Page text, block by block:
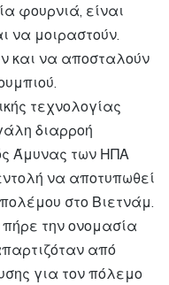
φουρνιά, είναι
να μοιραστούν.
και να αποσταλούν
τεχνολογίας
διαρροή
Άμυνας των ΗΠΑ
να αποτυπωθεί
στο Βιετνάμ.
την ονομασία
από
για τον πόλεμο